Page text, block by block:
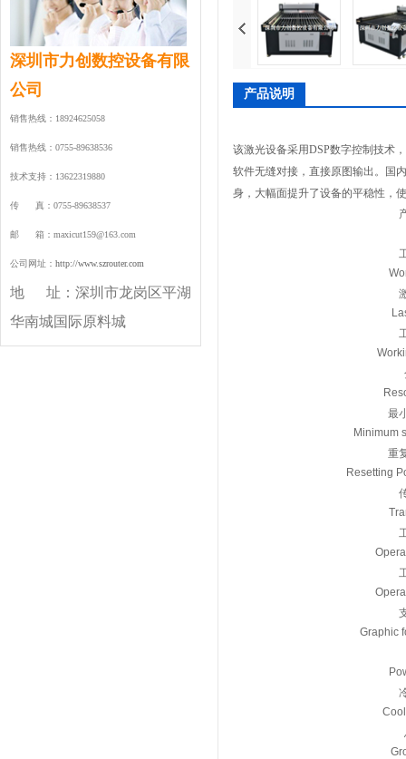
深圳市力创数控设备有限
公司
销售热线：18924625058
销售热线：0755-89638536
技术支持：13622319880
传 真：0755-89638537
邮 箱：maxicut159@163.com
公司网址： http://www.szrouter.com
地 址： 深圳市龙岗区平湖
华南城国际原料城
产品说明
该激光设备采用DSP数字控制技术
软件无缝对接，直接原图输出。国
身，大幅面提升了设备的平稳性，
最
Minimum
重
Resetting
Graphic